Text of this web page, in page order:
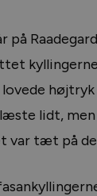
på
lidt,
var tæt på